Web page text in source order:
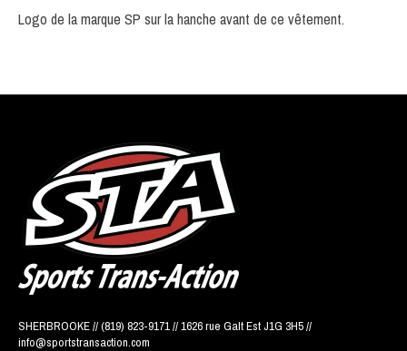
Logo de la marque SP sur la hanche avant de ce vêtement.
SHERBROOKE // (819) 823-9171 // 1626 rue Galt Est J1G 3H5 //
info@sportstransaction.com